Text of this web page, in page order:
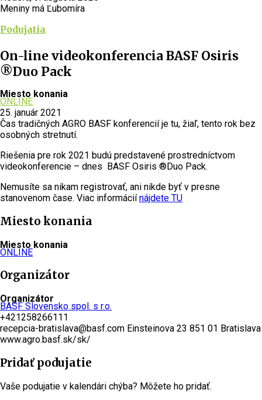
Meniny má Ľubomíra
Podujatia
On-line videokonferencia BASF Osiris
®Duo Pack
Miesto konania
ONLINE
25. január 2021
Čas tradičných AGRO BASF konferencií je tu, žiaľ, tento rok bez
osobných stretnutí.
Riešenia pre rok 2021 budú predstavené prostredníctvom
videokonferencie – dnes BASF Osiris ®Duo Pack.
Nemusíte sa nikam registrovať, ani nikde byť v presne
stanovenom čase. Viac informáciínájdete TU
Miesto konania
Miesto konania
ONLINE
Organizátor
Organizátor
BASF Slovensko spol. s r.o.
+421258266111
recepcia-bratislava@basf.com Einsteinova 23 851 01 Bratislava
www.agro.basf.sk/sk/
Pridať podujatie
Vaše podujatie v kalendári chýba? Môžete ho pridať.